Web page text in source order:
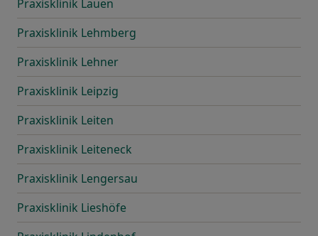
Praxisklinik Lauen
Praxisklinik Lehmberg
Praxisklinik Lehner
Praxisklinik Leipzig
Praxisklinik Leiten
Praxisklinik Leiteneck
Praxisklinik Lengersau
Praxisklinik Lieshöfe